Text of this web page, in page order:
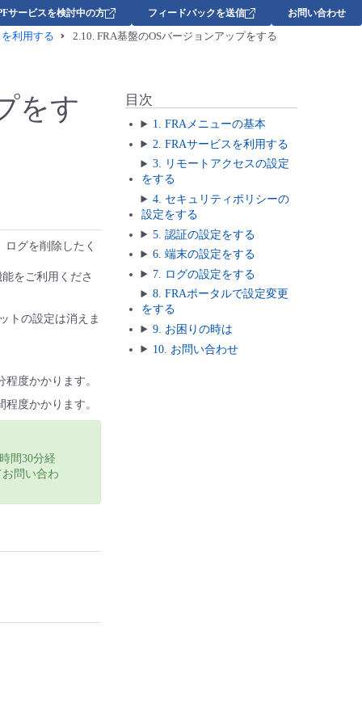
サービスを検討中の方 フィードバックを送信 お問い合わせ
利用する 2.10. FRA基盤のOSバージョンアップをする
をす
グを削除したく
をご利用くださ
トの設定は消えま
度かかります。
度かかります。
間30分経
問い合わ
目次
1. FRAメニューの基本
2. FRAサービスを利用する
3. リモートアクセスの設定
をする
4. セキュリティポリシーの
設定をする
5. 認証の設定をする
6. 端末の設定をする
7. ログの設定をする
8. FRAポータルで設定変更
をする
9. お困りの時は
10. お問い合わせ